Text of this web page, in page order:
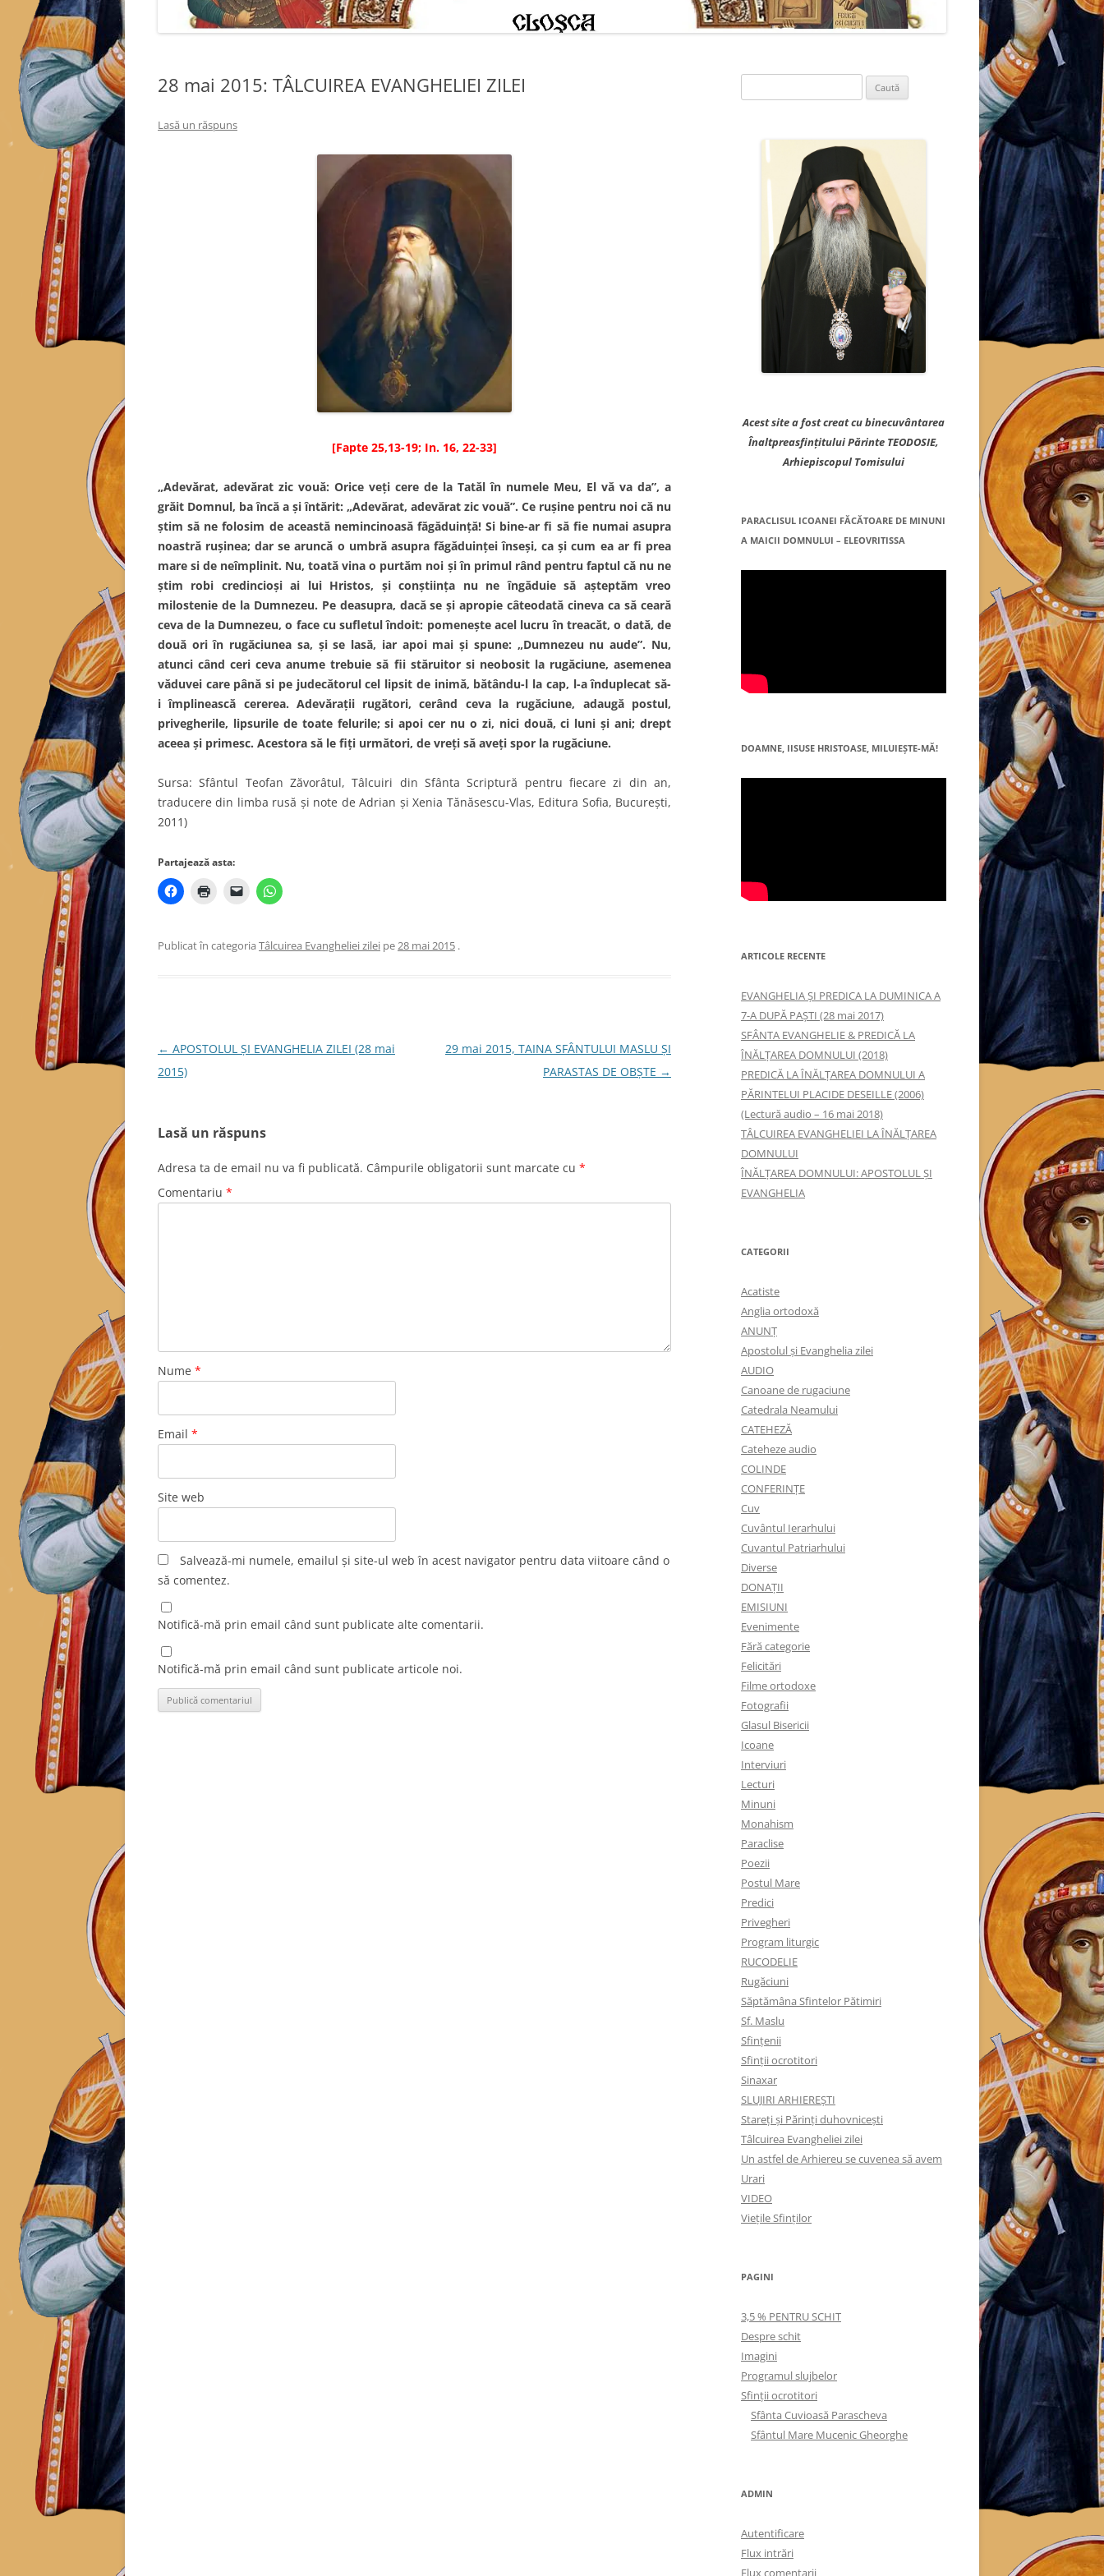
28 mai 2015: TÂLCUIREA EVANGHELIEI ZILEI
Lasă un răspuns
[Fapte 25,13-19; In. 16, 22-33]
„Adevărat, adevărat zic vouă: Orice veţi cere de la Tatăl în numele Meu, El vă va da”, a
grăit Domnul, ba încă a şi întărit: „Adevărat, adevărat zic vouă”. Ce ruşine pentru noi că nu
ştim să ne folosim de această nemincinoasă făgăduinţă! Si bine-ar fi să fie numai asupra
noastră ruşinea; dar se aruncă o umbră asupra făgăduinţei înseşi, ca şi cum ea ar fi prea
mare si de neîmplinit. Nu, toată vina o purtăm noi şi în primul rând pentru faptul că nu ne
ştim robi credincioşi ai lui Hristos, şi conştiinţa nu ne îngăduie să aşteptăm vreo
milostenie de la Dumnezeu. Pe deasupra, dacă se şi apropie câteodată cineva ca să ceară
ceva de la Dumnezeu, o face cu sufletul îndoit: pomeneşte acel lucru în treacăt, o dată, de
două ori în rugăciunea sa, şi se lasă, iar apoi mai şi spune: „Dumnezeu nu aude”. Nu,
atunci când ceri ceva anume trebuie să fii stăruitor si neobosit la rugăciune, asemenea
văduvei care până si pe judecătorul cel lipsit de inimă, bătându-l la cap, l-a înduplecat să-
i împlinească cererea. Adevăraţii rugători, cerând ceva la rugăciune, adaugă postul,
privegherile, lipsurile de toate felurile; si apoi cer nu o zi, nici două, ci luni şi ani; drept
aceea şi primesc. Acestora să le fiţi următori, de vreţi să aveţi spor la rugăciune.
Sursa: Sfântul Teofan Zăvorâtul, Tâlcuiri din Sfânta Scriptură pentru fiecare zi din an,
traducere din limba rusă și note de Adrian și Xenia Tănăsescu-Vlas, Editura Sofia, București,
2011)
Partajează asta:
Publicat în categoria Tâlcuirea Evangheliei zilei pe28 mai 2015 .
Navigare
în
← APOSTOLUL ȘI EVANGHELIA ZILEI (28 mai
2015)
29 mai 2015, TAINA SFÂNTULUI MASLU ŞI
PARASTAS DE OBŞTE →
Lasă un răspuns
Adresa ta de email nu va fi publicată. Câmpurile obligatorii sunt marcate cu *
Comentariu *
Nume *
Email *
Site web
Salvează-mi numele, emailul și site-ul web în acest navigator pentru data viitoare când o
să comentez.
Notifică-mă prin email când sunt publicate alte comentarii.
Notifică-mă prin email când sunt publicate articole noi.
după:
Acest site a fost creat cu binecuvântarea
Înaltpreasfințitului Părinte TEODOSIE,
Arhiepiscopul Tomisului
PARACLISUL ICOANEI FĂCĂTOARE DE MINUNI
A MAICII DOMNULUI – ELEOVRITISSA
DOAMNE, IISUSE HRISTOASE, MILUIEŞTE-MĂ!
ARTICOLE RECENTE
EVANGHELIA ȘI PREDICA LA DUMINICA A
7-A DUPĂ PAȘTI (28 mai 2017)
SFÂNTA EVANGHELIE & PREDICĂ LA
ÎNĂLŢAREA DOMNULUI (2018)
PREDICĂ LA ÎNĂLŢAREA DOMNULUI A
PĂRINTELUI PLACIDE DESEILLE (2006)
(Lectură audio – 16 mai 2018)
TÂLCUIREA EVANGHELIEI LA ÎNĂLŢAREA
DOMNULUI
ÎNĂLŢAREA DOMNULUI: APOSTOLUL ȘI
EVANGHELIA
CATEGORII
Acatiste
Anglia ortodoxă
ANUNŢ
Apostolul şi Evanghelia zilei
AUDIO
Canoane de rugaciune
Catedrala Neamului
CATEHEZĂ
Cateheze audio
COLINDE
CONFERINȚE
Cuv
Cuvântul Ierarhului
Cuvantul Patriarhului
Diverse
DONAȚII
EMISIUNI
Evenimente
Fără categorie
Felicitări
Filme ortodoxe
Fotografii
Glasul Bisericii
Icoane
Interviuri
Lecturi
Minuni
Monahism
Paraclise
Poezii
Postul Mare
Predici
Privegheri
Program liturgic
RUCODELIE
Rugăciuni
Săptămâna Sfintelor Pătimiri
Sf. Maslu
Sfințenii
Sfinții ocrotitori
Sinaxar
SLUJIRI ARHIEREȘTI
Stareți și Părinți duhovnicești
Tâlcuirea Evangheliei zilei
Un astfel de Arhiereu se cuvenea să avem
Urari
VIDEO
Viețile Sfinților
PAGINI
3,5 % PENTRU SCHIT
Despre schit
Imagini
Programul slujbelor
Sfinţii ocrotitori
Sfânta Cuvioasă Parascheva
Sfântul Mare Mucenic Gheorghe
ADMIN
Autentificare
Flux intrări
Flux comentarii